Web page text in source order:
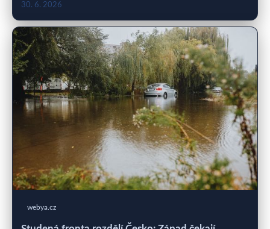
30. 6. 2026
webya.cz